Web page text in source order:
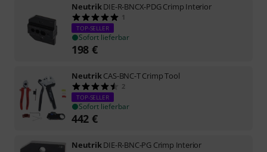
NeutrikDIE-R-BNCX-PDG Crimp Interior
1
TOP-SELLER
Sofort lieferbar
198 €
NeutrikCAS-BNC-T Crimp Tool
2
TOP-SELLER
Sofort lieferbar
442 €
NeutrikDIE-R-BNC-PG Crimp Interior